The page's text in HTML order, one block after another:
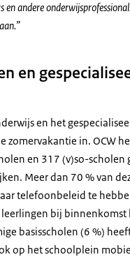
en andere
en
en het
zomervakantie in. OCW
en 317 (v)so-scholen
Meer dan 70 % van
telefoonbeleid te
bij binnenkomst
basisscholen (6 %)
op het schoolplein